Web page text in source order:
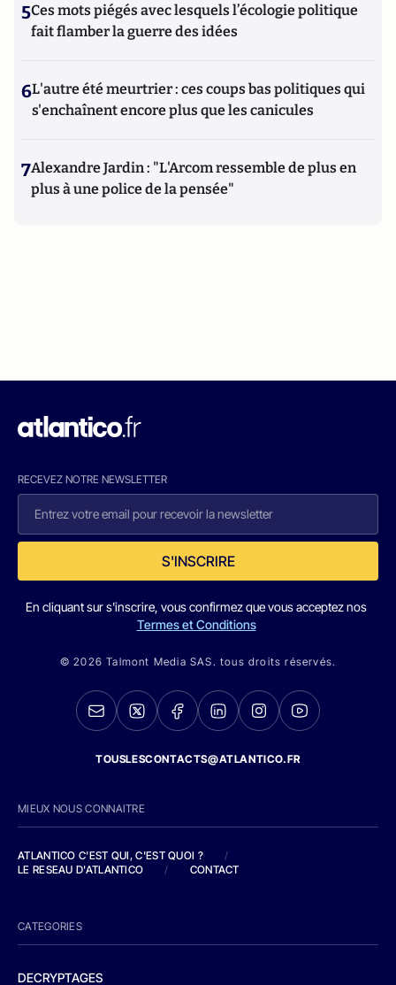
5Ces mots piégés avec lesquels l’écologie politique
fait flamber la guerre des idées
6L'autre été meurtrier : ces coups bas politiques qui
s'enchaînent encore plus que les canicules
7Alexandre Jardin : "L'Arcom ressemble de plus en
plus à une police de la pensée"
RECEVEZ NOTRE NEWSLETTER
S'INSCRIRE
En cliquant sur s'inscrire, vous confirmez que vous acceptez nos
Termes et Conditions
© 2026 Talmont Media SAS. tous droits réservés.
TOUSLESCONTACTS@ATLANTICO.FR
MIEUX NOUS CONNAITRE
ATLANTICO C'EST QUI, C'EST QUOI ?
/
LE RESEAU D'ATLANTICO
/ CONTACT
CATEGORIES
DECRYPTAGES